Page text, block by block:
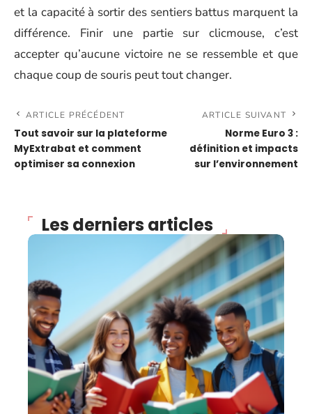
et la capacité à sortir des sentiers battus marquent la
différence. Finir une partie sur clicmouse, c’est
accepter qu’aucune victoire ne se ressemble et que
chaque coup de souris peut tout changer.
ARTICLE PRÉCÉDENT
Tout savoir sur la plateforme
MyExtrabat et comment
optimiser sa connexion
ARTICLE SUIVANT
Norme Euro 3 :
définition et impacts
sur l’environnement
Les derniers articles